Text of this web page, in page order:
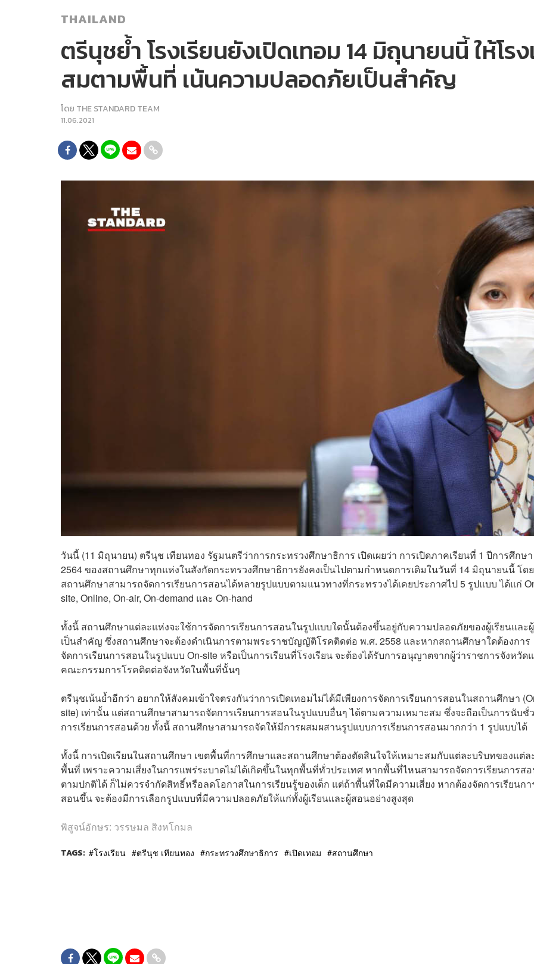
THAILAND
ตรีนุชย้ำ โรงเรียนยังเปิดเทอม 14 มิถุนายนนี้ ให้โร
สมตามพื้นที่ เน้นความปลอดภัยเป็นสำคัญ
โดย THE STANDARD TEAM
11.06.2021
วันนี้ (11 มิถุนายน) ตรีนุช เทียนทอง รัฐมนตรีว่าการกระทรวงศึกษาธิการ เปิดเผยว่า การเปิดภาคเรียนที่ 1 ปีการศึกษา
2564 ของสถานศึกษาทุกแห่งในสังกัดกระทรวงศึกษาธิการยังคงเป็นไปตามกำหนดการเดิมในวันที่ 14 มิถุนายนนี้ โดย
สถานศึกษาสามารถจัดการเรียนการสอนได้หลายรูปแบบตามแนวทางที่กระทรวงได้เคยประกาศไป 5 รูปแบบ ได้แก่
site, Online, On-air, On-demand และ On-hand
ทั้งนี้ สถานศึกษาแต่ละแห่งจะใช้การจัดการเรียนการสอนในรูปแบบใดนั้นต้องขึ้นอยู่กับความปลอดภัยของผู้เรียนและ
เป็นสำคัญ ซึ่งสถานศึกษาจะต้องดำเนินการตามพระราชบัญญัติโรคติดต่อ พ.ศ. 2558 และหากสถานศึกษาใดต้องการ
จัดการเรียนการสอนในรูปแบบ On-site หรือเป็นการเรียนที่โรงเรียน จะต้องได้รับการอนุญาตจากผู้ว่าราชการจังหวัด
คณะกรรมการโรคติดต่อจังหวัดในพื้นที่นั้นๆ
ตรีนุชเน้นย้ำอีกว่า อยากให้สังคมเข้าใจตรงกันว่าการเปิดเทอมไม่ได้มีเพียงการจัดการเรียนการสอนในสถานศึกษา
site) เท่านั้น แต่สถานศึกษาสามารถจัดการเรียนการสอนในรูปแบบอื่นๆ ได้ตามความเหมาะสม ซึ่งจะถือเป็นการนับชั่
การเรียนการสอนด้วย ทั้งนี้ สถานศึกษาสามารถจัดให้มีการผสมผสานรูปแบบการเรียนการสอนมากกว่า 1 รูปแบบได้
ทั้งนี้ การเปิดเรียนในสถานศึกษา เขตพื้นที่การศึกษาและสถานศึกษาต้องตัดสินใจให้เหมาะสมกับแต่ละบริบทของแต่ล
พื้นที่ เพราะความเสี่ยงในการแพร่ระบาดไม่ได้เกิดขึ้นในทุกพื้นที่ทั่วประเทศ หากพื้นที่ไหนสามารถจัดการเรียนการส
ตามปกติได้ ก็ไม่ควรจำกัดสิทธิ์หรือลดโอกาสในการเรียนรู้ของเด็ก แต่ถ้าพื้นที่ใดมีความเสี่ยง หากต้องจัดการเรียนกา
สอนขึ้น จะต้องมีการเลือกรูปแบบที่มีความปลอดภัยให้แก่ทั้งผู้เรียนและผู้สอนอย่างสูงสุด
พิสูจน์อักษร: วรรษมล สิงหโกมล
TAGS: โรงเรียน ตรีนุช เทียนทอง กระทรวงศึกษาธิการ เปิดเทอม สถานศึกษา